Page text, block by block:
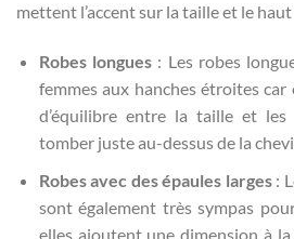
mettent l’accent sur la taille et le
Robes longues : Les robes
femmes aux hanches étroites
d’équilibre entre la taille et les
tomber juste au-dessus de la
Robes avec des épaules larges:
sont également très sympas
elles ajoutent une dimension à